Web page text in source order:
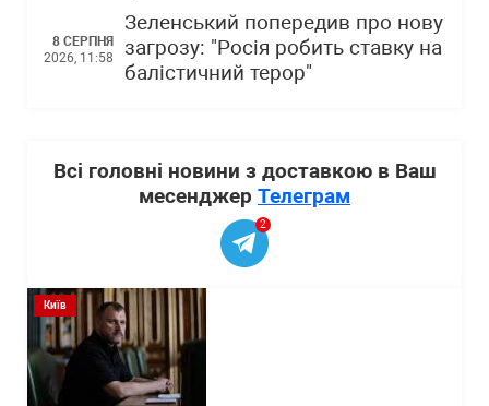
8 СЕРПНЯ
2026, 11:58
Зеленський попередив про нову
загрозу: "Росія робить ставку на
балістичний терор"
Всі головні новини з доставкою в Ваш
месенджер Телеграм
2
Київ